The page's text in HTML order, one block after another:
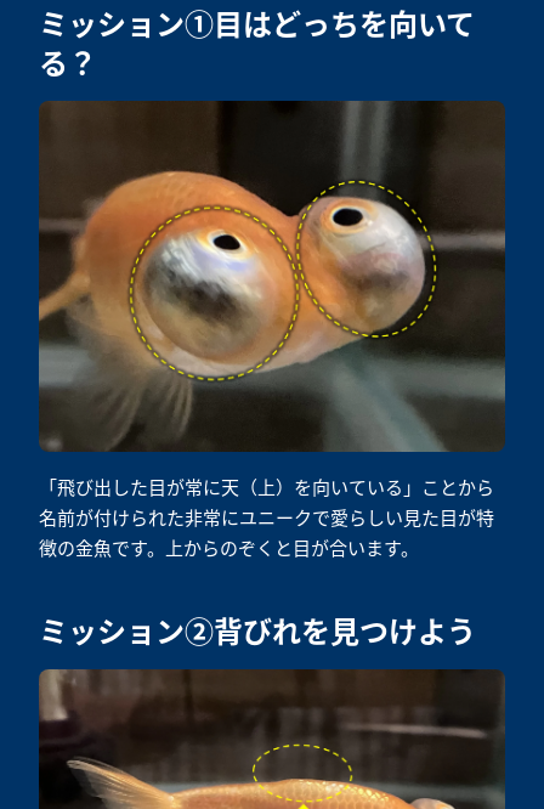
ミッション①目はどっちを向いて
る？
「飛び出した目が常に天（上）を向いている」ことから
名前が付けられた非常にユニークで愛らしい見た目が特
徴の金魚です。上からのぞくと目が合います。
ミッション②背びれを見つけよう